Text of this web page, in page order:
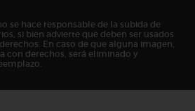
se hace responsable de la subida de
si bien advierte que deben ser usados
En caso de que alguna imagen,
con derechos, será eliminado y